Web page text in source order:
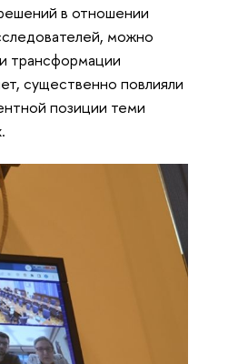
в отношении
можно
трансформации
существенно повлияли
позиции теми